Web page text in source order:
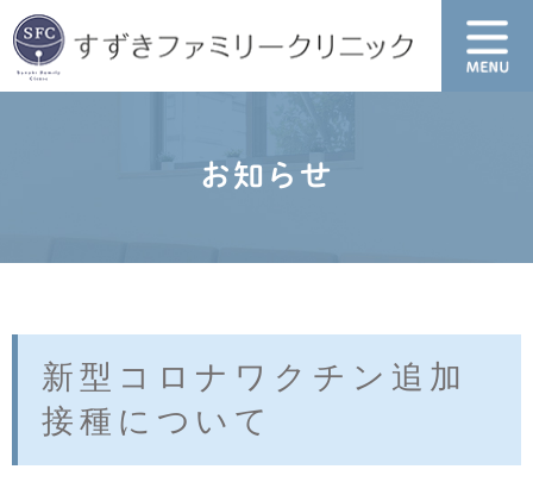
お知らせ
新型コロナワクチン追加
接種について